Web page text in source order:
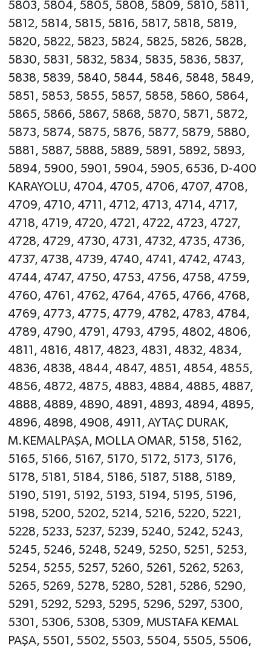
5803, 5804, 5805, 5808, 5809, 5810, 5811,
5812, 5814, 5815, 5816, 5817, 5818, 5819,
5820, 5822, 5823, 5824, 5825, 5826, 5828,
5830, 5831, 5832, 5834, 5835, 5836, 5837,
5838, 5839, 5840, 5844, 5846, 5848, 5849,
5851, 5853, 5855, 5857, 5858, 5860, 5864,
5865, 5866, 5867, 5868, 5870, 5871, 5872,
5873, 5874, 5875, 5876, 5877, 5879, 5880,
5881, 5887, 5888, 5889, 5891, 5892, 5893,
5894, 5900, 5901, 5904, 5905, 6536, D-400
KARAYOLU, 4704, 4705, 4706, 4707, 4708,
4709, 4710, 4711, 4712, 4713, 4714, 4717,
4718, 4719, 4720, 4721, 4722, 4723, 4727,
4728, 4729, 4730, 4731, 4732, 4735, 4736,
4737, 4738, 4739, 4740, 4741, 4742, 4743,
4744, 4747, 4750, 4753, 4756, 4758, 4759,
4760, 4761, 4762, 4764, 4765, 4766, 4768,
4769, 4773, 4775, 4779, 4782, 4783, 4784,
4789, 4790, 4791, 4793, 4795, 4802, 4806,
4811, 4816, 4817, 4823, 4831, 4832, 4834,
4836, 4838, 4844, 4847, 4851, 4854, 4855,
4856, 4872, 4875, 4883, 4884, 4885, 4887,
4888, 4889, 4890, 4891, 4893, 4894, 4895,
4896, 4898, 4908, 4911, AYTAÇ DURAK,
M.KEMALPAŞA, MOLLA OMAR, 5158, 5162,
5165, 5166, 5167, 5170, 5172, 5173, 5176,
5178, 5181, 5184, 5186, 5187, 5188, 5189,
5190, 5191, 5192, 5193, 5194, 5195, 5196,
5198, 5200, 5202, 5214, 5216, 5220, 5221,
5228, 5233, 5237, 5239, 5240, 5242, 5243,
5245, 5246, 5248, 5249, 5250, 5251, 5253,
5254, 5255, 5257, 5260, 5261, 5262, 5263,
5265, 5269, 5278, 5280, 5281, 5286, 5290,
5291, 5292, 5293, 5295, 5296, 5297, 5300,
5301, 5306, 5308, 5309, MUSTAFA KEMAL
PAŞA, 5501, 5502, 5503, 5504, 5505, 5506,